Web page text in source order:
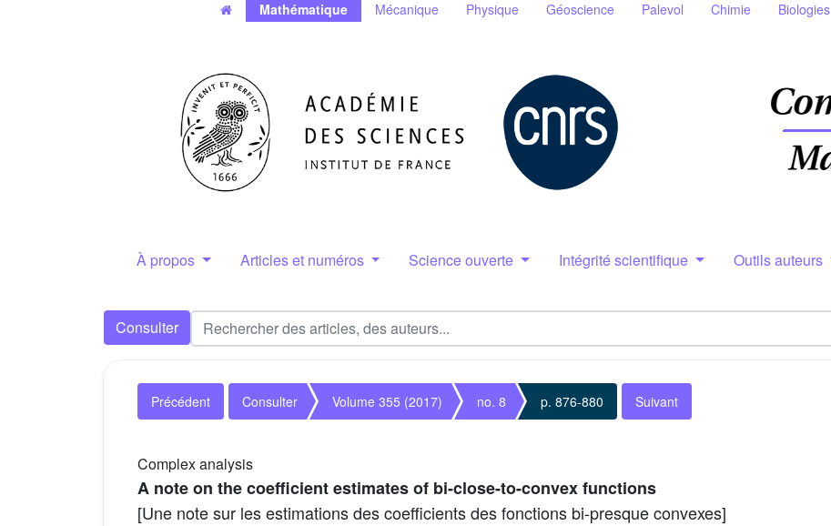
Mathématique Mécanique Physique Géoscience Palevol Chimie Biologies
À propos Articles et numéros Science ouverte Intégrité scientifique Outils auteurs
Consulter
Précédent Consulter Volume 355 (2017) no. 8 p. 876-880 Suivant
Complex analysis
A note on the coefficient estimates of bi-close-to-convex functions
[Une note sur les estimations des coefficients des fonctions bi-presque convexes]